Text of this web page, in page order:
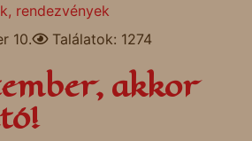
rendezvények
10.
Találatok: 1274
akkor